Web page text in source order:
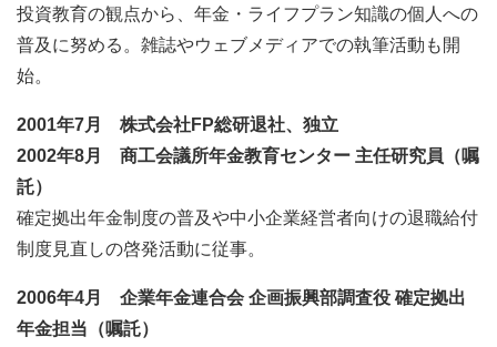
投資教育の観点から、年金・ライフプラン知識の個人への
普及に努める。雑誌やウェブメディアでの執筆活動も開
始。
2001年7月 株式会社FP総研退社、独立
2002年8月 商工会議所年金教育センター 主任研究員（嘱
託）
確定拠出年金制度の普及や中小企業経営者向けの退職給付
制度見直しの啓発活動に従事。
2006年4月 企業年金連合会 企画振興部調査役 確定拠出
年金担当（嘱託）